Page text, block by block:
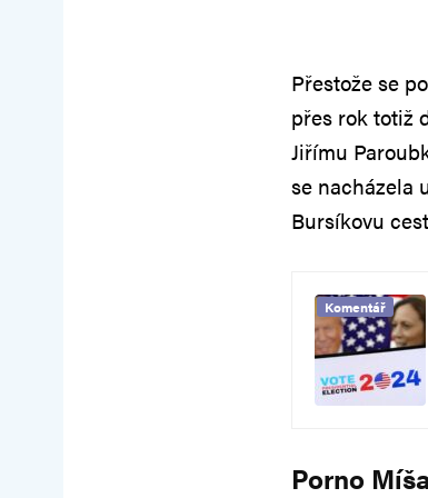
Přestože se
přes rok totiž
Jiřímu
se nacházela
Bursíkovu
Komentář
Porno